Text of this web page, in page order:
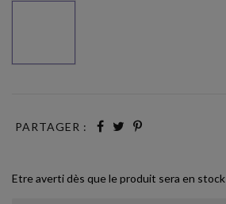
PARTAGER :
Etre averti dès que le produit sera en stock